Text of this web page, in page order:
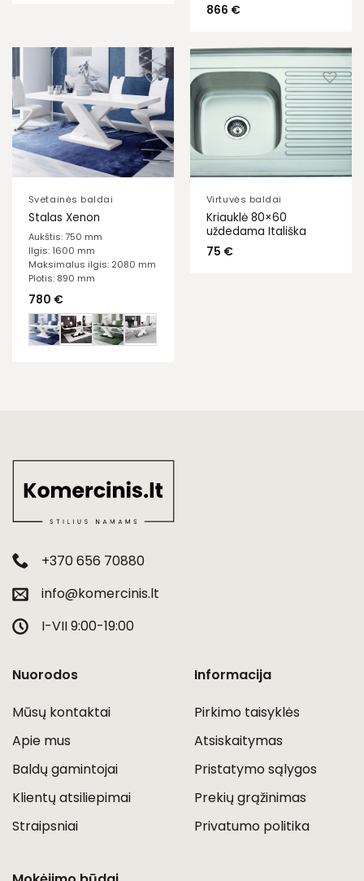
866 €
Svetainės baldai
Stalas Xenon
Aukštis: 750 mm
Ilgis: 1600 mm
Maksimalus ilgis: 2080 mm
Plotis: 890 mm
780 €
Virtuvės baldai
Kriauklė 80×60
uždedama Itališka
75 €
+370 656 70880
info@komercinis.lt
I-VII 9:00-19:00
Nuorodos
Mūsų kontaktai
Apie mus
Baldų gamintojai
Klientų atsiliepimai
Straipsniai
Informacija
Pirkimo taisyklės
Atsiskaitymas
Pristatymo sąlygos
Prekių grąžinimas
Privatumo politika